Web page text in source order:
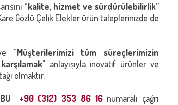
“kalite, hizmet ve sürdürülebilirlik”
Gözlü Çelik Elekler ürün taleplerinizde de
"Müşterilerimizi tüm süreçlerimizin
anlayışıyla inovatif ürünler ve
olmaktır.
+90 (312) 353 86 16numaralı çağrı